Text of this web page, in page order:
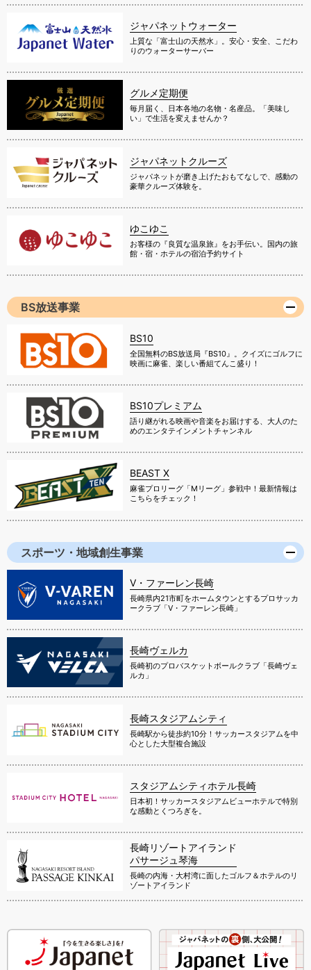
ジャパネットウォーター
上質な「富士山の天然水」。安心・安全、こだわ
りのウォーターサーバー
グルメ定期便
毎月届く、日本各地の名物・名産品。「美味し
い」で生活を変えませんか？
ジャパネットクルーズ
ジャパネットが磨き上げたおもてなしで、感動の
豪華クルーズ体験を。
ゆこゆこ
お客様の『良質な温泉旅』をお手伝い。国内の旅
館・宿・ホテルの宿泊予約サイト
BS放送事業
BS10
全国無料のBS放送局『BS10』。クイズにゴルフに
映画に麻雀、楽しい番組てんこ盛り！
BS10プレミアム
語り継がれる映画や音楽をお届けする、大人のた
めのエンタテインメントチャンネル
BEAST X
麻雀プロリーグ「Mリーグ」参戦中！最新情報は
こちらをチェック！
スポーツ・地域創生事業
V・ファーレン長崎
長崎県内21市町をホームタウンとするプロサッカ
ークラブ「V・ファーレン長崎」
長崎ヴェルカ
長崎初のプロバスケットボールクラブ「長崎ヴェ
ルカ」
長崎スタジアムシティ
長崎駅から徒歩約10分！サッカースタジアムを中
心とした大型複合施設
スタジアムシティホテル長崎
日本初！サッカースタジアムビューホテルで特別
な感動とくつろぎを。
長崎リゾートアイランド
パサージュ琴海
長崎の内海・大村湾に面したゴルフ＆ホテルのリ
ゾートアイランド